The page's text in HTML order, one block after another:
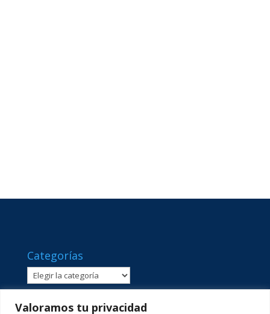
Valoramos tu privacidad
Categorías
Categorías